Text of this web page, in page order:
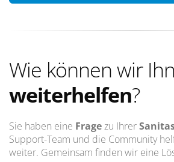
Wie können wir
weiterhelfen?
Sie haben eine Fragezu Ihrer
Support-Team und die Community
weiter. Gemeinsam finden wir eine